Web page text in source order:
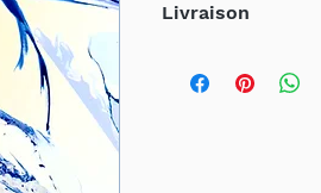
Livraison
l'industrie